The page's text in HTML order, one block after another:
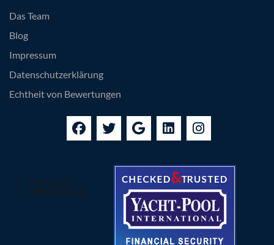
Das Team
Blog
Impressum
Datenschutzerklärung
Echtheit von Bewertungen